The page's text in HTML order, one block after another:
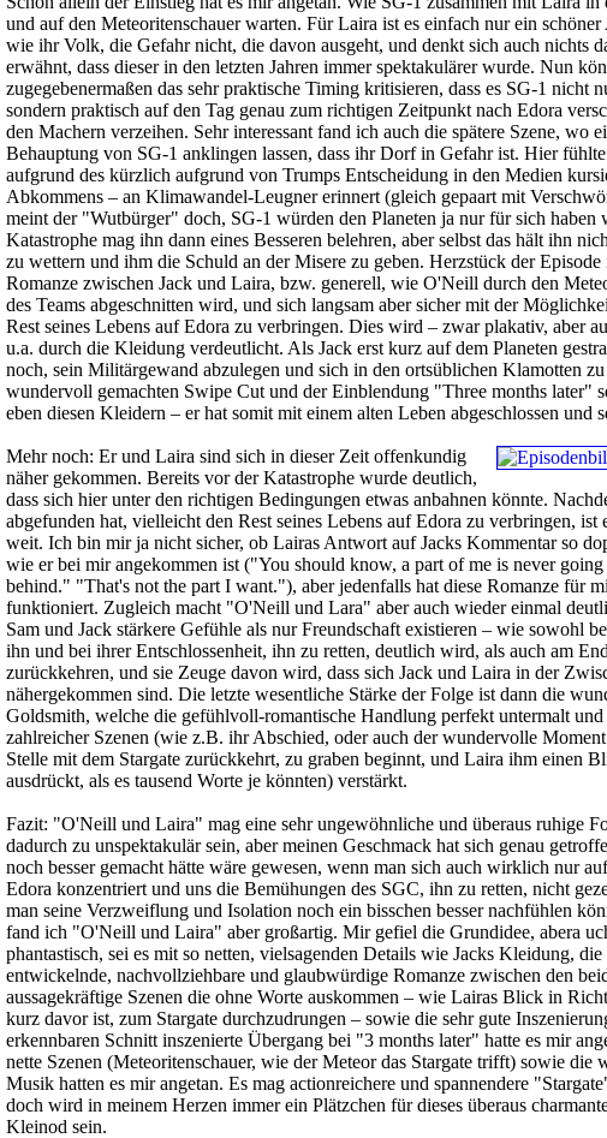
und auf den Meteoritenschauer warten. Für Laira ist es einfach nur ein
wie ihr Volk, die Gefahr nicht, die davon ausgeht, und denkt sich auch nichts
erwähnt, dass dieser in den letzten Jahren immer spektakulärer wurde. Nun
zugegebenermaßen das sehr praktische Timing kritisieren, dass es SG-1 nicht
sondern praktisch auf den Tag genau zum richtigen Zeitpunkt nach Edora
den Machern verzeihen. Sehr interessant fand ich auch die spätere Szene, wo
Behauptung von SG-1 anklingen lassen, dass ihr Dorf in Gefahr ist. Hier
aufgrund des kürzlich aufgrund von Trumps Entscheidung in den Medien
Abkommens – an Klimawandel-Leugner erinnert (gleich gepaart mit
meint der "Wutbürger" doch, SG-1 würden den Planeten ja nur für sich haben
Katastrophe mag ihn dann eines Besseren belehren, aber selbst das hält ihn
zu wettern und ihm die Schuld an der Misere zu geben. Herzstück der
Romanze zwischen Jack und Laira, bzw. generell, wie O'Neill durch den
des Teams abgeschnitten wird, und sich langsam aber sicher mit der
Rest seines Lebens auf Edora zu verbringen. Dies wird – zwar plakativ, aber
u.a. durch die Kleidung verdeutlicht. Als Jack erst kurz auf dem Planeten
noch, sein Militärgewand abzulegen und sich in den ortsüblichen Klamotten
wundervoll gemachten Swipe Cut und der Einblendung "Three months later"
eben diesen Kleidern – er hat somit mit einem alten Leben abgeschlossen und
Mehr noch: Er und Laira sind sich in dieser Zeit offenkundig
näher gekommen. Bereits vor der Katastrophe wurde deutlich,
dass sich hier unter den richtigen Bedingungen etwas anbahnen könnte.
abgefunden hat, vielleicht den Rest seines Lebens auf Edora zu verbringen, ist
weit. Ich bin mir ja nicht sicher, ob Lairas Antwort auf Jacks Kommentar so
wie er bei mir angekommen ist ("You should know, a part of me is never
behind." "That's not the part I want."), aber jedenfalls hat diese Romanze für
funktioniert. Zugleich macht "O'Neill und Lara" aber auch wieder einmal
Sam und Jack stärkere Gefühle als nur Freundschaft existieren – wie sowohl
ihn und bei ihrer Entschlossenheit, ihn zu retten, deutlich wird, als auch am
zurückkehren, und sie Zeuge davon wird, dass sich Jack und Laira in der
nähergekommen sind. Die letzte wesentliche Stärke der Folge ist dann die
Goldsmith, welche die gefühlvoll-romantische Handlung perfekt untermalt
zahlreicher Szenen (wie z.B. ihr Abschied, oder auch der wundervolle
Stelle mit dem Stargate zurückkehrt, zu graben beginnt, und Laira ihm einen
ausdrückt, als es tausend Worte je könnten) verstärkt.
Fazit: "O'Neill und Laira" mag eine sehr ungewöhnliche und überaus ruhige
dadurch zu unspektakulär sein, aber meinen Geschmack hat sich genau
noch besser gemacht hätte wäre gewesen, wenn man sich auch wirklich nur
Edora konzentriert und uns die Bemühungen des SGC, ihn zu retten, nicht
man seine Verzweiflung und Isolation noch ein bisschen besser nachfühlen
fand ich "O'Neill und Laira" aber großartig. Mir gefiel die Grundidee, abera
phantastisch, sei es mit so netten, vielsagenden Details wie Jacks Kleidung, die
entwickelnde, nachvollziehbare und glaubwürdige Romanze zwischen den
aussagekräftige Szenen die ohne Worte auskommen – wie Lairas Blick in
kurz davor ist, zum Stargate durchzudrungen – sowie die sehr gute
erkennbaren Schnitt inszenierte Übergang bei "3 months later" hatte es mir
nette Szenen (Meteoritenschauer, wie der Meteor das Stargate trifft) sowie die
Musik hatten es mir angetan. Es mag actionreichere und spannendere
doch wird in meinem Herzen immer ein Plätzchen für dieses überaus
Kleinod sein.